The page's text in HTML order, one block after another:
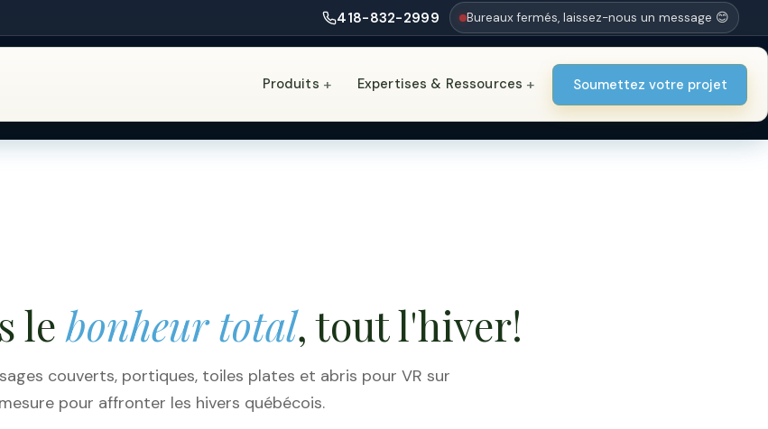
418-832-2999 Bureaux fermés, laissez-nous un message 😊
Produits + Expertises & Ressources + Soumettez votre projet
le bonheur total, tout l'hiver!
couverts, portiques, toiles plates et abris pour VR sur
mesure pour affronter les hivers québécois.